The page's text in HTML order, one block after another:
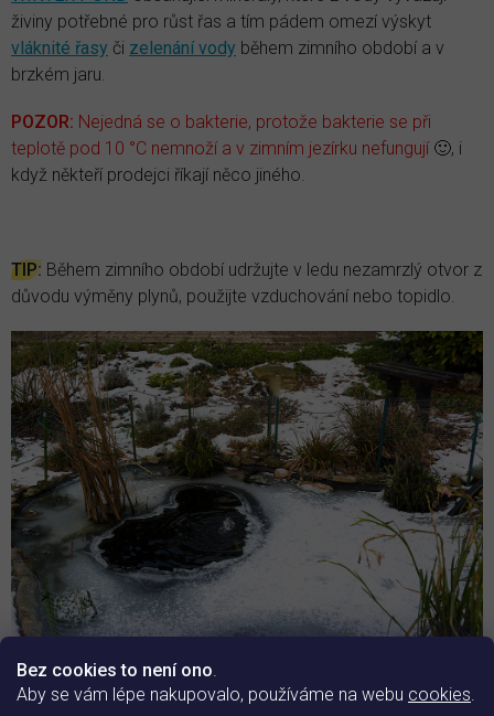
Bez cookies to není ono.
Aby se vám lépe nakupovalo, používáme na webu cookies.
živiny potřebné pro růst řas a tím pádem omezí výskyt
vláknité řasy či zelenání vody během zimního období a v
brzkém jaru.
POZOR: Nejedná se o bakterie, protože bakterie se při
teplotě pod 10 °C nemnoží a v zimním jezírku nefungují 🙂, i
když někteří prodejci říkají něco jiného.
TIP: Během zimního období udržujte v ledu nezamrzlý otvor z
důvodu výměny plynů, použijte vzduchování nebo topidlo.
Kam dál?